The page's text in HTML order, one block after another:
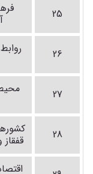
25
26
27
28